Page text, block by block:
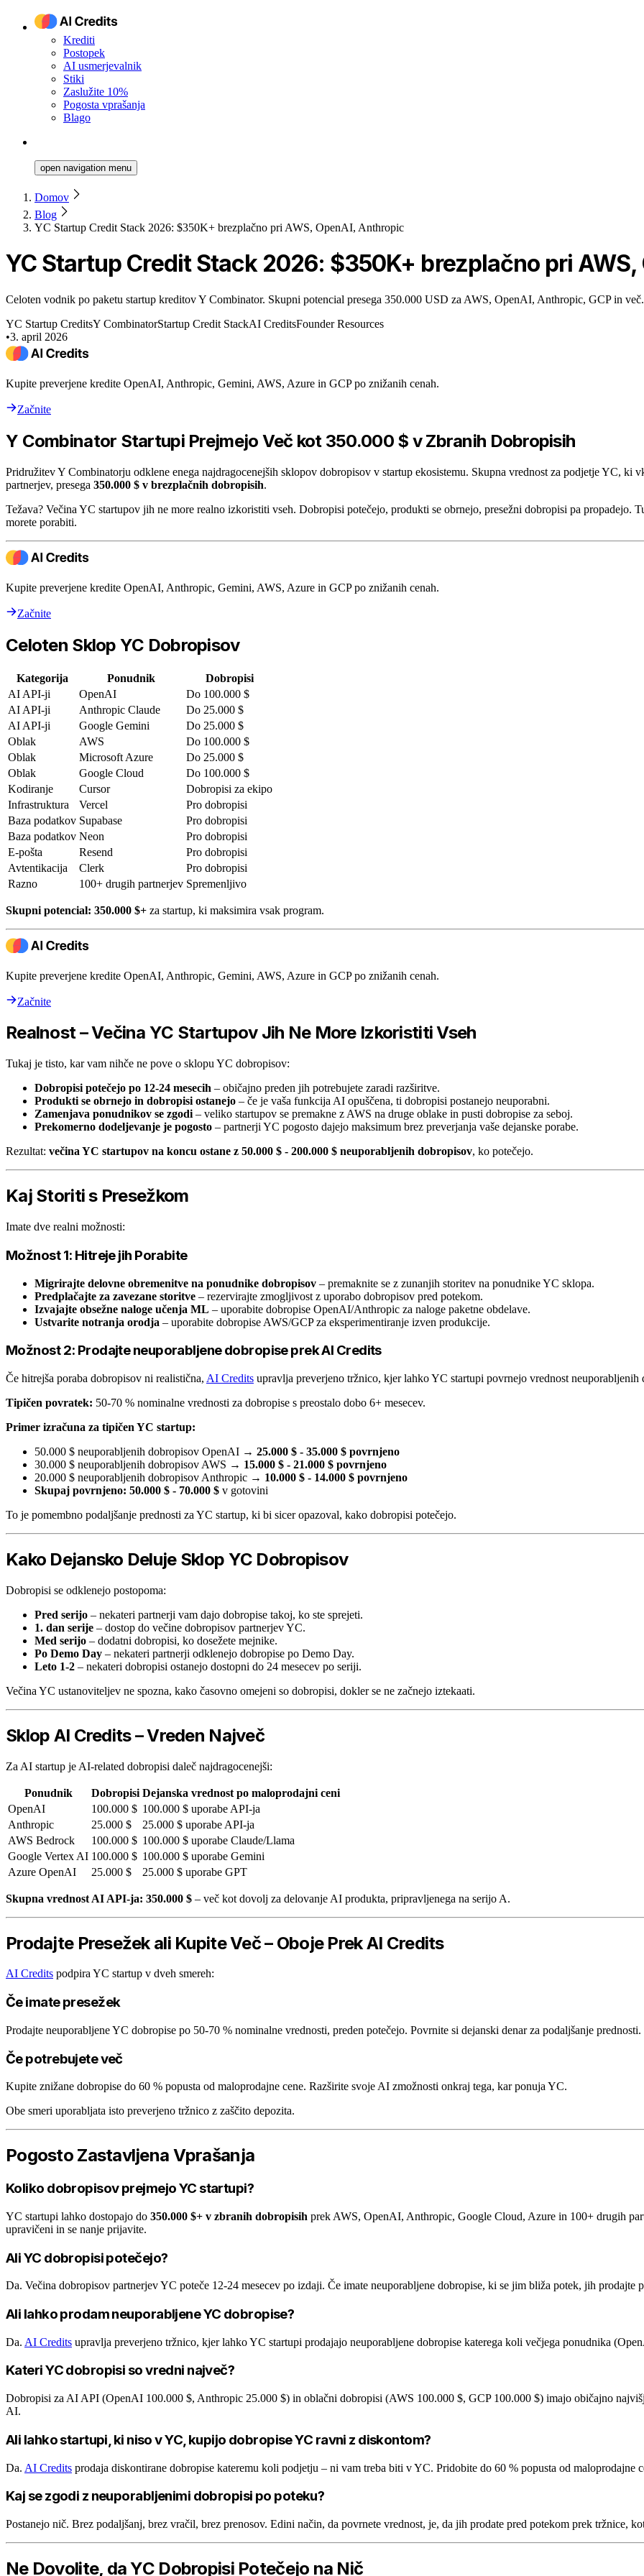
Krediti
Postopek
AI usmerjevalnik
Stiki
Zaslužite 10%
Pogosta vprašanja
Blago
open navigation menu
Domov
Blog
YC Startup Credit Stack 2026: $350K+ brezplačno pri AWS, OpenAI, Anthropic
YC Startup Credit Stack 2026: $350K+ brezplačno pri
Celoten vodnik po paketu startup kreditov Y Combinator. Skupni potencial presega 350.000 USD za AWS, OpenAI, Anthropic, GCP in
YC Startup CreditsY CombinatorStartup Credit StackAI CreditsFounder Resources
•3. april 2026
Kupite preverjene kredite OpenAI, Anthropic, Gemini, AWS, Azure in GCP po znižanih cenah.
Začnite
Y Combinator Startupi Prejmejo Več kot 350.000 $ v Zbranih Dobropisih
Pridružitev Y Combinatorju odklene enega najdragocenejših sklopov dobropisov v startup ekosistemu. Skupna vrednost za podjetje YC,
partnerjev, presega 350.000 $ v brezplačnih dobropisih.
Težava? Večina YC startupov jih ne more realno izkoristiti vseh. Dobropisi potečejo, produkti se obrnejo, presežni dobropisi pa
morete porabiti.
Kupite preverjene kredite OpenAI, Anthropic, Gemini, AWS, Azure in GCP po znižanih cenah.
Začnite
Celoten Sklop YC Dobropisov
Kategorija Ponudnik
Dobropisi
AI API-ji
OpenAI
Do 100.000 $
AI API-ji
Anthropic Claude
Do 25.000 $
AI API-ji
Google Gemini
Do 25.000 $
Oblak
AWS
Do 100.000 $
Oblak
Microsoft Azure
Do 25.000 $
Oblak
Google Cloud
Do 100.000 $
Kodiranje
Cursor
Dobropisi za ekipo
Infrastruktura
Vercel
Pro dobropisi
Baza podatkov Supabase
Pro dobropisi
Baza podatkov Neon
Pro dobropisi
E-pošta
Resend
Pro dobropisi
Avtentikacija
Clerk
Pro dobropisi
Razno
100+ drugih partnerjev Spremenljivo
Skupni potencial: 350.000 $+ za startup, ki maksimira vsak program.
Kupite preverjene kredite OpenAI, Anthropic, Gemini, AWS, Azure in GCP po znižanih cenah.
Začnite
Realnost – Večina YC Startupov Jih Ne More Izkoristiti Vseh
Tukaj je tisto, kar vam nihče ne pove o sklopu YC dobropisov:
Dobropisi potečejo po 12-24 mesecih – običajno preden jih potrebujete zaradi razširitve.
Produkti se obrnejo in dobropisi ostanejo – če je vaša funkcija AI opuščena, ti dobropisi postanejo neuporabni.
Zamenjava ponudnikov se zgodi – veliko startupov se premakne z AWS na druge oblake in pusti dobropise za seboj.
Prekomerno dodeljevanje je pogosto – partnerji YC pogosto dajejo maksimum brez preverjanja vaše dejanske porabe.
Rezultat: večina YC startupov na koncu ostane z 50.000 $ - 200.000 $ neuporabljenih dobropisov, ko potečejo.
Kaj Storiti s Presežkom
Imate dve realni možnosti:
Možnost 1: Hitreje jih Porabite
Migrirajte delovne obremenitve na ponudnike dobropisov – premaknite se z zunanjih storitev na ponudnike YC sklopa.
Predplačajte za zavezane storitve – rezervirajte zmogljivost z uporabo dobropisov pred potekom.
Izvajajte obsežne naloge učenja ML – uporabite dobropise OpenAI/Anthropic za naloge paketne obdelave.
Ustvarite notranja orodja – uporabite dobropise AWS/GCP za eksperimentiranje izven produkcije.
Možnost 2: Prodajte neuporabljene dobropise prek AI Credits
Če hitrejša poraba dobropisov ni realistična, AI Credits upravlja preverjeno tržnico, kjer lahko YC startupi povrnejo vrednost neuporabljenih
Tipičen povratek: 50-70 % nominalne vrednosti za dobropise s preostalo dobo 6+ mesecev.
Primer izračuna za tipičen YC startup:
50.000 $ neuporabljenih dobropisov OpenAI → 25.000 $ - 35.000 $ povrnjeno
30.000 $ neuporabljenih dobropisov AWS → 15.000 $ - 21.000 $ povrnjeno
20.000 $ neuporabljenih dobropisov Anthropic → 10.000 $ - 14.000 $ povrnjeno
Skupaj povrnjeno: 50.000 $ - 70.000 $ v gotovini
To je pomembno podaljšanje prednosti za YC startup, ki bi sicer opazoval, kako dobropisi potečejo.
Kako Dejansko Deluje Sklop YC Dobropisov
Dobropisi se odklenejo postopoma:
Pred serijo – nekateri partnerji vam dajo dobropise takoj, ko ste sprejeti.
1. dan serije – dostop do večine dobropisov partnerjev YC.
Med serijo – dodatni dobropisi, ko dosežete mejnike.
Po Demo Day – nekateri partnerji odklenejo dobropise po Demo Day.
Leto 1-2 – nekateri dobropisi ostanejo dostopni do 24 mesecev po seriji.
Večina YC ustanoviteljev ne spozna, kako časovno omejeni so dobropisi, dokler se ne začnejo iztekaati.
Sklop AI Credits – Vreden Največ
Za AI startup je AI-related dobropisi daleč najdragocenejši:
Ponudnik Dobropisi Dejanska vrednost po maloprodajni ceni
OpenAI
100.000 $ 100.000 $ uporabe API-ja
Anthropic
25.000 $
25.000 $ uporabe API-ja
AWS Bedrock
100.000 $ 100.000 $ uporabe Claude/Llama
Google Vertex AI 100.000 $ 100.000 $ uporabe Gemini
Azure OpenAI
25.000 $ 25.000 $ uporabe GPT
Skupna vrednost AI API-ja: 350.000 $ – več kot dovolj za delovanje AI produkta, pripravljenega na serijo A.
Prodajte Presežek ali Kupite Več – Oboje Prek AI Credits
AI Credits podpira YC startup v dveh smereh:
Če imate presežek
Prodajte neuporabljene YC dobropise po 50-70 % nominalne vrednosti, preden potečejo. Povrnite si dejanski denar za podaljšanje prednosti.
Če potrebujete več
Kupite znižane dobropise do 60 % popusta od maloprodajne cene. Razširite svoje AI zmožnosti onkraj tega, kar ponuja YC.
Obe smeri uporabljata isto preverjeno tržnico z zaščito depozita.
Pogosto Zastavljena Vprašanja
Koliko dobropisov prejmejo YC startupi?
YC startupi lahko dostopajo do 350.000 $+ v zbranih dobropisih prek AWS, OpenAI, Anthropic, Google Cloud, Azure in 100+ drugih
upravičeni in se nanje prijavite.
Ali YC dobropisi potečejo?
Da. Večina dobropisov partnerjev YC poteče 12-24 mesecev po izdaji. Če imate neuporabljene dobropise, ki se jim bliža potek, jih prodajte
Ali lahko prodam neuporabljene YC dobropise?
Da. AI Credits upravlja preverjeno tržnico, kjer lahko YC startupi prodajajo neuporabljene dobropise katerega koli večjega ponudnika
Kateri YC dobropisi so vredni največ?
Dobropisi za AI API (OpenAI 100.000 $, Anthropic 25.000 $) in oblačni dobropisi (AWS 100.000 $, GCP 100.000 $) imajo običajno
AI.
Ali lahko startupi, ki niso v YC, kupijo dobropise YC ravni z diskontom?
Da. AI Credits prodaja diskontirane dobropise kateremu koli podjetju – ni vam treba biti v YC. Pridobite do 60 % popusta od
Kaj se zgodi z neuporabljenimi dobropisi po poteku?
Postanejo nič. Brez podaljšanj, brez vračil, brez prenosov. Edini način, da povrnete vrednost, je, da jih prodate pred potekom prek tržnice,
Ne Dovolite, da YC Dobropisi Potečejo na Nič